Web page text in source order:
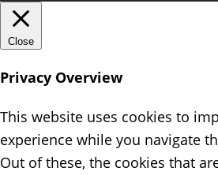
Close
Privacy Overview
This website uses cookies to
experience while you navigate
Out of these, the cookies that